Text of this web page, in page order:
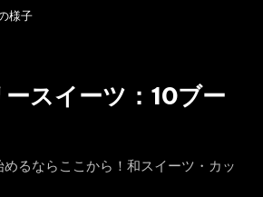
様子
スイーツ：10ブー
るならここから！和スイーツ・カッ